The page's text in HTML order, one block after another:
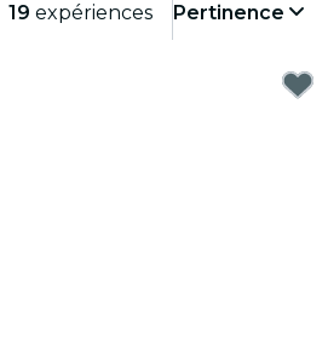
19 expériences Pertinence